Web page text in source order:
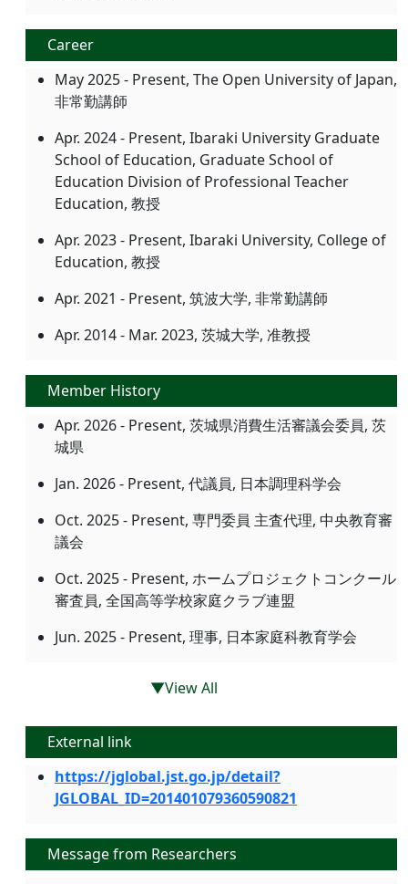
Career
May 2025 - Present, The Open University of Japan,
非常勤講師
Apr. 2024 - Present, Ibaraki University Graduate
School of Education, Graduate School of
Education Division of Professional Teacher
Education, 教授
Apr. 2023 - Present, Ibaraki University, College of
Education, 教授
Apr. 2021 - Present, 筑波大学, 非常勤講師
Apr. 2014 - Mar. 2023, 茨城大学, 准教授
Member History
Apr. 2026 - Present, 茨城県消費生活審議会委員, 茨
城県
Jan. 2026 - Present, 代議員, 日本調理科学会
Oct. 2025 - Present, 専門委員 主査代理, 中央教育審
議会
Oct. 2025 - Present, ホームプロジェクトコンクール
審査員, 全国高等学校家庭クラブ連盟
Jun. 2025 - Present, 理事, 日本家庭科教育学会
▼View All
External link
https://jglobal.jst.go.jp/detail?
JGLOBAL_ID=201401079360590821
Message from Researchers